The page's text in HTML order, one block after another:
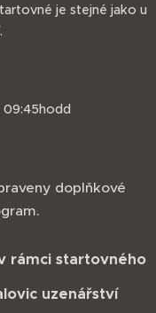
je stejné jako u
09:45hodd
doplňkové
rámci startovného
uzenářství